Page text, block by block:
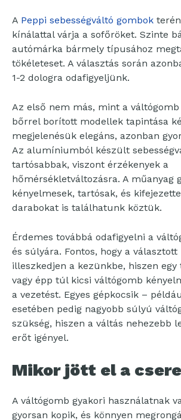
A Peppi sebességváltó gombok
kínálattal várja a sofőröket. Szinte
autómárka bármely típusához
tökéleteset. A választás során
1-2 dologra odafigyeljünk.
Az első nem más, mint a váltógomb
bőrrel borított modellek tapintása
megjelenésük elegáns, azonban
Az alumíniumból készült
tartósabbak, viszont érzékenyek a
hőmérsékletváltozásra. A műanyag
kényelmesek, tartósak, és
darabokat is találhatunk köztük.
Érdemes továbbá odafigyelni a
és súlyára. Fontos, hogy a
illeszkedjen a kezünkbe, hiszen
vagy épp túl kicsi váltógomb
a vezetést. Egyes gépkocsik –
esetében pedig nagyobb súlyú
szükség, hiszen a váltás nehezebb
erőt igényel.
Mikor jött el a
A váltógomb gyakori használatnak
gyorsan kopik, és könnyen